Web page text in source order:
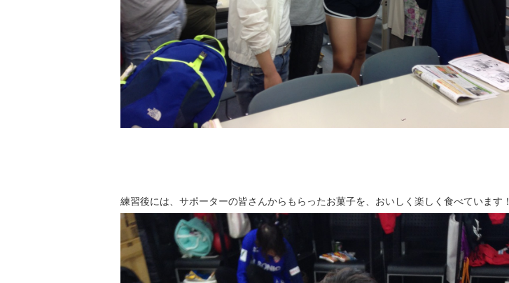
練習後には、サポーターの皆さんからもらったお菓子を、おいしく楽しく食べています！